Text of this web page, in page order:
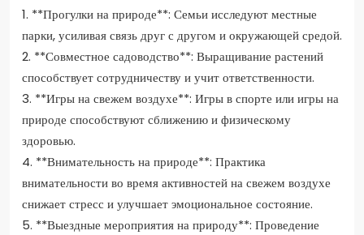
1. **Прогулки на природе**: Семьи исследуют местные
парки, усиливая связь друг с другом и окружающей средой.
2. **Совместное садоводство**: Выращивание растений
способствует сотрудничеству и учит ответственности.
3. **Игры на свежем воздухе**: Игры в спорте или игры на
природе способствуют сближению и физическому
здоровью.
4. **Внимательность на природе**: Практика
внимательности во время активностей на свежем воздухе
снижает стресс и улучшает эмоциональное состояние.
5. **Выездные мероприятия на природу**: Проведение